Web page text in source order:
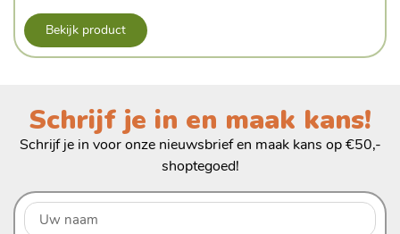
Bekijk product
Schrijf je in en maak kans!
Schrijf je in voor onze nieuwsbrief en maak kans op €50,-
shoptegoed!